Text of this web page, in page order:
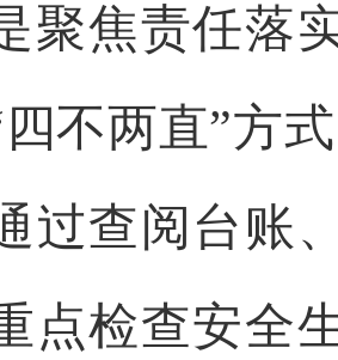
聚焦责任落
不两直”方
过查阅台账
点检查安全